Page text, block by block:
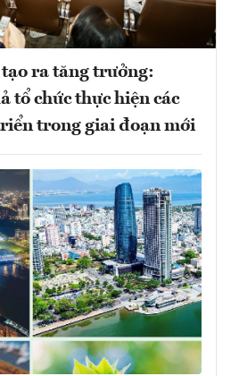
ra tăng trưởng:
tổ chức thực hiện các
trong giai đoạn mới